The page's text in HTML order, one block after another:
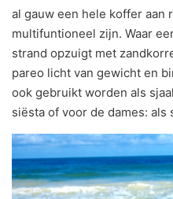
al gauw een hele koffer aan
multifuntioneel zijn. Waar
strand opzuigt met
pareo licht van gewicht en
ook gebruikt worden als
siësta of voor de dames: als